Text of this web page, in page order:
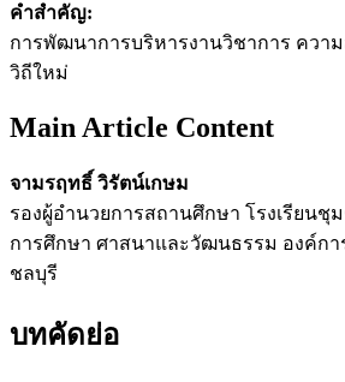
คำสำคัญ:
การพัฒนาการบริหารงานวิชาการ ควา
วิถีใหม่
Main Article Content
จามรฤทธิ์ วิรัตน์เกษม
รองผู้อำนวยการสถานศึกษา โรงเรียนชุ
การศึกษา ศาสนาและวัฒนธรรม องค์กา
ชลบุรี
บทคัดย่อ